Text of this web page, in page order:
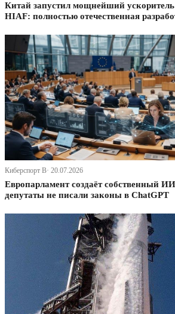
Китай запустил мощнейший
HIAF: полностью отечественная
Киберспорт В· 20.07.2026
Европарламент создаёт собственный
депутаты не писали законы в ChatGPT